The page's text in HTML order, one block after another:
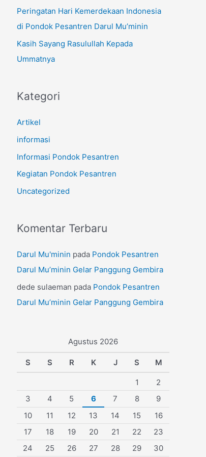
:Peringatan Hari Kemerdekaan Indonesia
di Pondok Pesantren Darul Mu’minin
Kasih Sayang Rasulullah Kepada
Ummatnya
Kategori
Artikel
informasi
Informasi Pondok Pesantren
Kegiatan Pondok Pesantren
Uncategorized
Komentar Terbaru
Darul Mu'minin pada Pondok Pesantren
Darul Mu’minin Gelar Panggung Gembira
dede sulaeman pada Pondok Pesantren
Darul Mu’minin Gelar Panggung Gembira
Agustus 2026
S S R K J S M
1
2
3
4 5 6 7 8
9
10
11 12 13 14 15
16
17
18 19 20 21 22
23
24
25 26 27 28 29 30